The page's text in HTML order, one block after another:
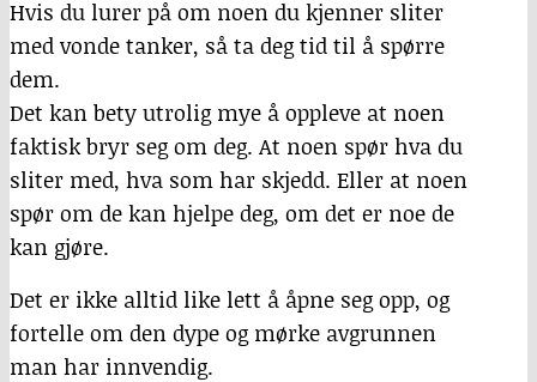
Hvis du lurer på om noen du kjenner sliter
med vonde tanker, så ta deg tid til å spørre
dem.
Det kan bety utrolig mye å oppleve at noen
faktisk bryr seg om deg. At noen spør hva du
sliter med, hva som har skjedd. Eller at noen
spør om de kan hjelpe deg, om det er noe de
kan gjøre.
Det er ikke alltid like lett å åpne seg opp, og
fortelle om den dype og mørke avgrunnen
man har innvendig.